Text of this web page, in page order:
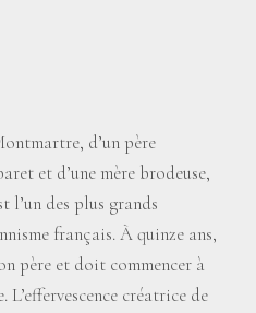
d’un père
et d’une mère brodeuse,
l’un des plus grands
français. À quinze ans,
père et doit commencer à
créatrice de